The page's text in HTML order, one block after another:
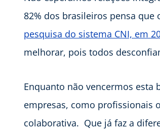
82% dos brasileiros pensa
pesquisa do sistema CNI, em
melhorar, pois todos
Enquanto não vencermos
empresas, como profissionais
colaborativa. Que já faz a